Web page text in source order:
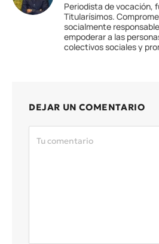
Periodista de vocación,
Titularísimos.
socialmente
empoderar a las
colectivos sociales y
DEJAR UN COMENTARIO